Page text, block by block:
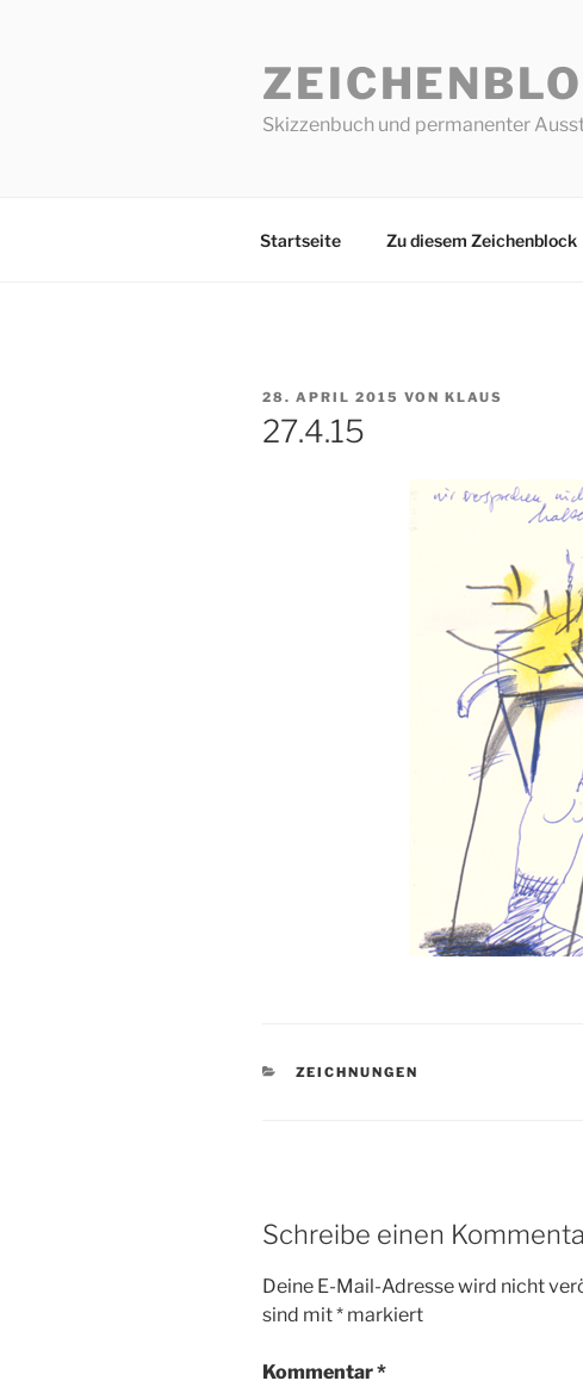
Skizzenbuch und permanenter
Startseite Zu diesem Zeichenblock
VERÖFFENTLICHT
AM
28. APRIL 2015 VON KLAUS
27.4.15
KATEGORIEN
ZEICHNUNGEN
Schreibe einen
Deine E-Mail-Adresse wird nicht
sind mit* markiert
Kommentar*